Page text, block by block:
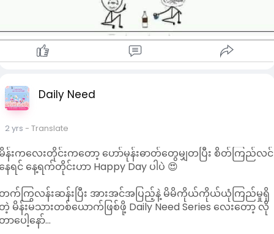
Daily Need
2 yrs - Translate
န်းကလေးတိုင်းကတော့ ဟော်မုန်းဓာတ်တွေမျှတပြီး စိတ်ကြည်လင်
ေရင် နေ့ရက်တိုင်းဟာ Happy Day ပါပဲ 😍
က်ကြွလန်းဆန်းပြီး အားအင်အပြည့်နဲ့ မိမိကိုယ်ကိုယ်ယုံကြည်မှုရှိ
မိန်းမသားတစ်ယောက်ဖြစ်ဖို့ Daily Need Series လေးတော့ လို
ာပေါ့နော်...